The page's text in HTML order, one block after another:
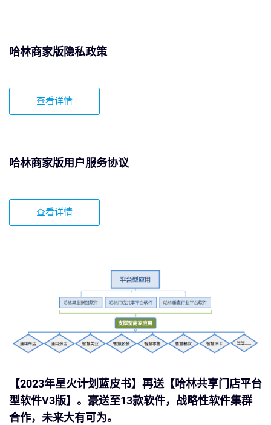
哈林商家版隐私政策
查看详情
哈林商家版用户服务协议
查看详情
【2023年星火计划蓝皮书】再送【哈林共享门店平台
型软件V3版】。豪送至13款软件，战略性软件集群
合作，未来大有可为。